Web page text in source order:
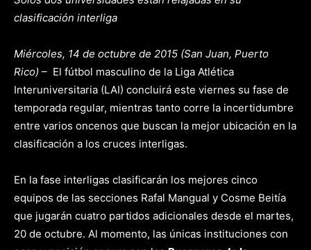
clasificación interliga
Miércoles, 14 de octubre de 2015 (San Juan, Puerto
Rico) – El fútbol masculino de la Liga Atlética
Interuniversitaria (LAI) concluirá este viernes su fase de
temporada regular, mientras tanto corre la incertidumbre
entre varios oncenos que buscan la mejor ubicación en la
clasificación a los cruces interligas.
En la fase interligas clasificarán los mejores cinco
equipos de las secciones Rafal Mangual y Cosme Beitía
que jugarán cuatro partidos adicionales desde el martes,
20 de octubre. Al momento, las únicas instituciones con